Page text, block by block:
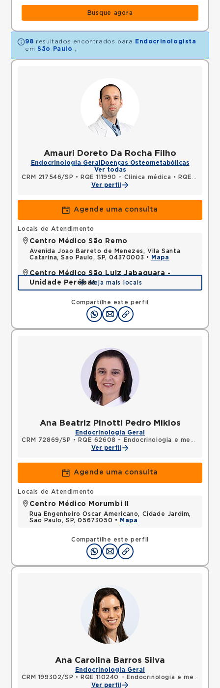
Busque agora
98 resultados encontrados para
Endocrinologista
em São Paulo
Amauri Doreto Da Rocha Filho
Endocrinologia Geral Doenças Osteometabólicas
Ver todas
CRM 217546/SP • RQE 111990 - Clínica médica •
RQE 135235 - Endocrinologia e metabologia
Ver perfil
Agende uma consulta
Compartilhe este perfil
Locais de Atendimento
Centro Médico São Remo
Avenida Joao Barreto de Menezes, Vila Santa
Catarina, Sao Paulo, SP, 04370003 •
Mapa
Centro Médico São Luiz Jabaquara -
Unidade Peróbas
Rua das Perobas, Jabaquara, Sao Paulo, SP,
Mapa
Veja mais locais
Ana Beatriz Pinotti Pedro Miklos
Endocrinologia Geral
CRM 72869/SP •
RQE 62608 - Endocrinologia e metabologia
Ver perfil
Agende uma consulta
Compartilhe este perfil
Locais de Atendimento
Centro Médico Morumbi II
Rua Engenheiro Oscar Americano, Cidade Jardim,
Sao Paulo, SP, 05673050 •
Mapa
Ana Carolina Barros Silva
Endocrinologia Geral
CRM 199302/SP •
RQE 110240 - Endocrinologia e metabologia
Ver perfil